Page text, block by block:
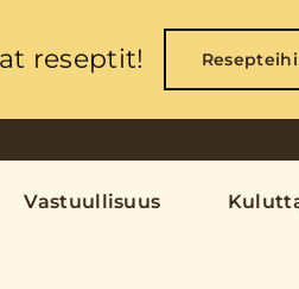
reseptit!
Vastuullisuus